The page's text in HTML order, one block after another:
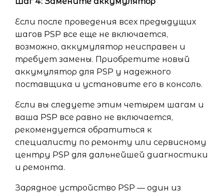
Если после проведения всех предыдущих
шагов PSP все еще не включается,
возможно, аккумулятор неисправен и
требует замены. Приобретите новый
аккумулятор для PSP у надежного
поставщика и установите его в консоль.
Если вы следуете этим четырем шагам и
ваша PSP все равно не включается,
рекомендуется обратиться к
специалисту по ремонту или сервисному
центру PSP для дальнейшей диагностики
и ремонта.
Зарядное устройство PSP — один из